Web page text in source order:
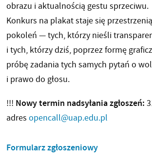
obrazu i aktualnością gestu sprzeciwu.
Konkurs na plakat staje się
pokoleń — tych, którzy nieśli
i tych, którzy dziś, poprzez formę
próbę zadania tych samych pytań o
i prawo do głosu.
!!! Nowy termin nadsyłania zgłoszeń:
adres opencall@uap.edu.pl
Formularz zgłoszeniowy